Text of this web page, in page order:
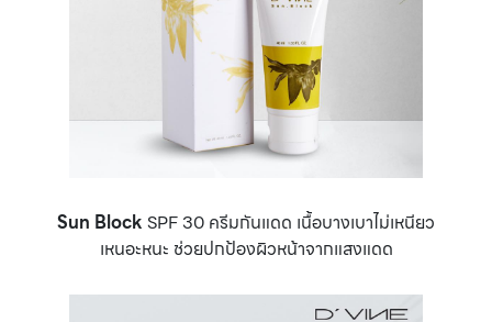
Sun Block SPF 30 ครีมกันแดด เนื้อบางเบาไม่เหนียว
เหนอะหนะ ช่วยปกป้องผิวหน้าจากแสงแดด